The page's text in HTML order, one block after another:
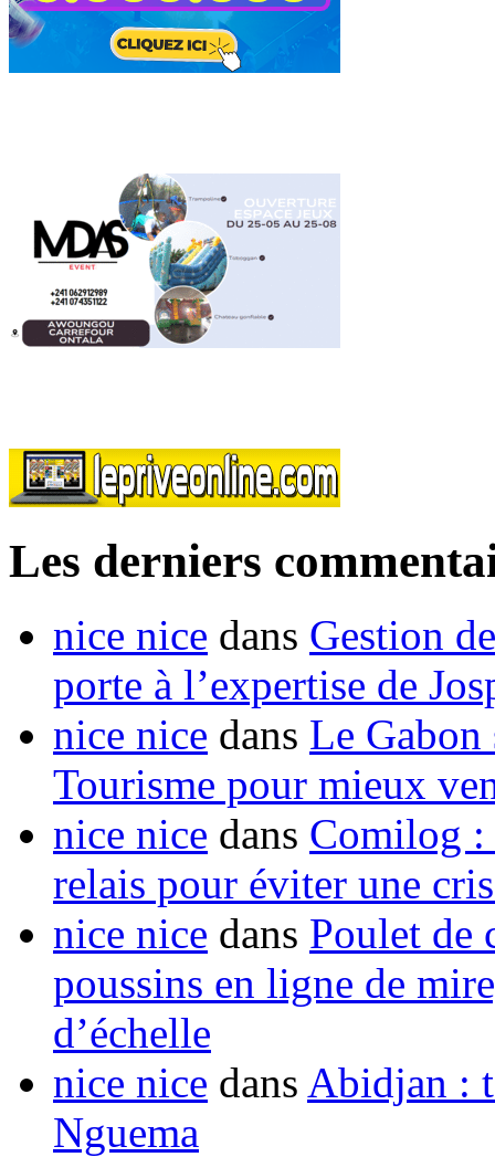
Les derniers
nice nice dans Gestion
porte à l’expertise de
nice nice dans Le Gabon
Tourisme pour mieux
nice nice dans Comilog :
relais pour éviter une
nice nice dans Poulet de
poussins en ligne de
d’échelle
nice nice dans Abidjan :
Nguema